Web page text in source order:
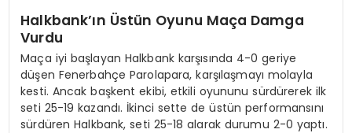
Halkbank’ın Üstün Oyunu Maça Damga
Vurdu
Maça iyi başlayan Halkbank karşısında 4-0 geriye
düşen Fenerbahçe Parolapara, karşılaşmayı molayla
kesti. Ancak başkent ekibi, etkili oyununu sürdürerek ilk
seti 25-19 kazandı. İkinci sette de üstün performansını
sürdüren Halkbank, seti 25-18 alarak durumu 2-0 yaptı.